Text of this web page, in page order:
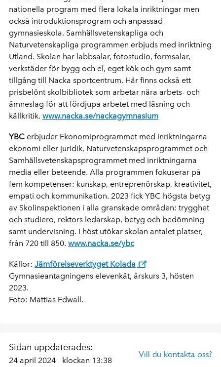
nationella program med flera lokala inriktningar men
också introduktionsprogram och anpassad
gymnasieskola. Samhällsvetenskapliga och
Naturvetenskapliga programmen erbjuds med inriktning
Utland. Skolan har labbsalar, fotostudio, formsalar,
verkstäder för bygg och el, eget kök och gym samt
tillgång till Nacka sportcentrum. Här finns också ett
prisbelönt skolbibliotek som arbetar nära arbets- och
ämneslag för att fördjupa arbetet med läsning och
källkritik. www.nacka.se/nackagymnasium
YBC erbjuder Ekonomiprogrammet med inriktningarna
ekonomi eller juridik, Naturvetenskapsprogrammet och
Samhällsvetenskapsprogrammet med inriktningarna
media eller beteende. Alla programmen fokuserar på
fem kompetenser: kunskap, entreprenörskap, kreativitet,
empati och kommunikation. 2023 fick YBC högsta betyg
av Skolinspektionen i alla granskade områden: trygghet
och studiero, rektors ledarskap, betyg och bedömning
samt undervisning. I höst utökar skolan antalet platser,
från 720 till 850. www.nacka.se/ybc
Källor: Jämförelseverktyget Kolada
Gymnasieantagningens elevenkät, årskurs 3, hösten
2023.
Foto: Mattias Edwall.
Sidan uppdaterades:
24 april 2024 klockan 13:38
Vill du kontakta oss?